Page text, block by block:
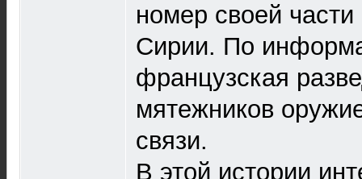
номер своей
Сирии. По
французская
мятежников
связи.
В этой истории